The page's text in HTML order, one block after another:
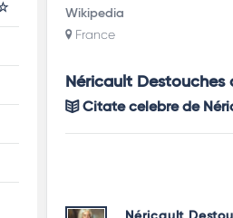
Wikipedia
France
Néricault Destouches
Citate celebre de